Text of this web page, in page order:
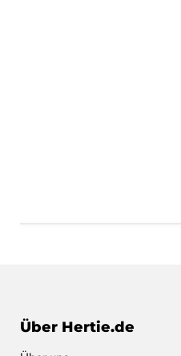
Über Hertie.de